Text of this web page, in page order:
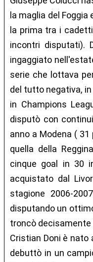
la maglia del
la prima tra i
incontri disputati).
ingaggiato
serie che lottava
del tutto negativa,
in Champions
disputò con
anno a Modena (
quella della
cinque goal in 30
acquistato dal
stagione 2006-
disputando un
troncò decisamente
Cristian Doni è nato
debuttò in un